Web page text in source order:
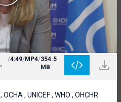
/4:49/MP4/354.5
MB
, UNICEF , WHO , OHCHR